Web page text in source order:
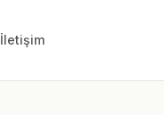
İletişim